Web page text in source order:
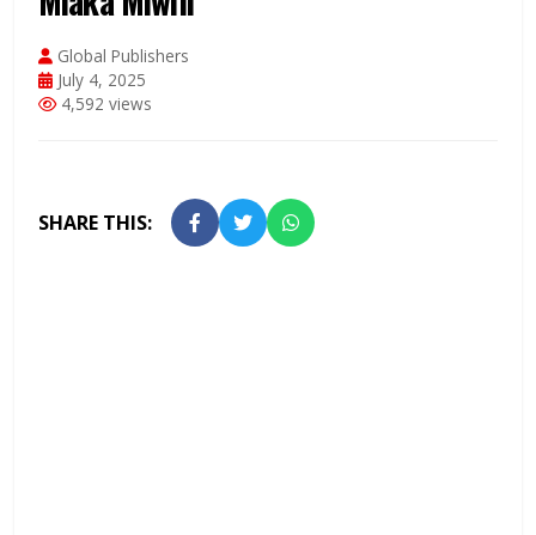
Global Publishers
July 4, 2025
4,592 views
SHARE THIS: